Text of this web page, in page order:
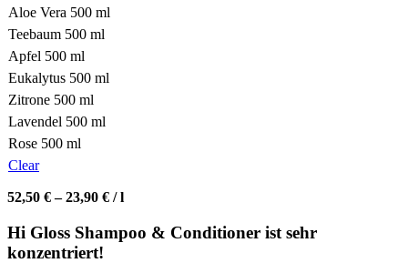
Aloe Vera 500 ml
Teebaum 500 ml
Apfel 500 ml
Eukalytus 500 ml
Zitrone 500 ml
Lavendel 500 ml
Rose 500 ml
Clear
52,50 €–23,90 € /l
Hi Gloss Shampoo & Conditioner ist sehr
konzentriert!